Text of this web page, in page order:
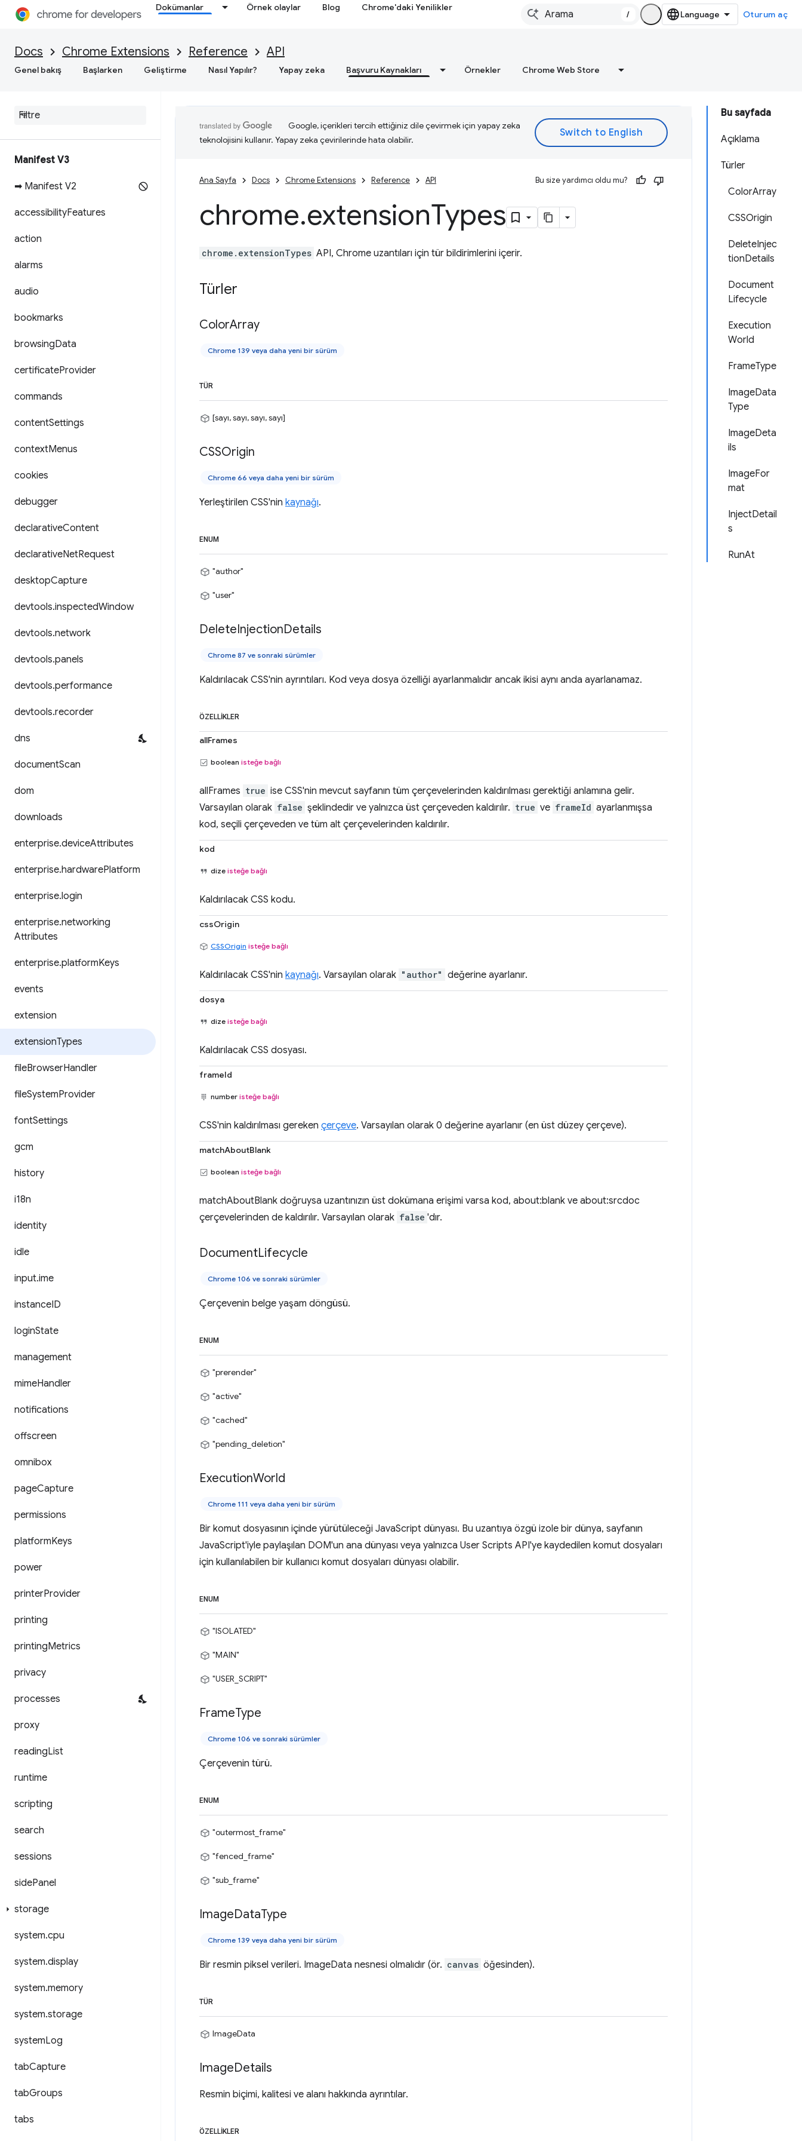
Dokümanlar Örnek olaylar Blog Chrome'daki Yenilikler
/ Oturum aç
Docs Chrome Extensions Reference API
Genel bakış Başlarken Geliştirme Nasıl Yapılır? Yapay zeka Başvuru Kaynakları Örnekler Chrome Web Store
Manifest V3
➡ Manifest V2
accessibilityFeatures
action
alarms
audio
bookmarks
browsingData
certificateProvider
commands
contentSettings
contextMenus
cookies
debugger
declarativeContent
declarativeNetRequest
desktopCapture
devtools.inspectedWindow
devtools.network
devtools.panels
devtools.performance
devtools.recorder
dns
documentScan
dom
downloads
enterprise.deviceAttributes
enterprise.hardwarePlatform
enterprise.login
enterprise.networking
Attributes
enterprise.platformKeys
events
extension
extensionTypes
fileBrowserHandler
fileSystemProvider
fontSettings
gcm
history
i18n
identity
idle
input.ime
instanceID
loginState
management
mimeHandler
notifications
offscreen
omnibox
pageCapture
permissions
platformKeys
power
printerProvider
printing
printingMetrics
privacy
processes
proxy
readingList
runtime
scripting
search
sessions
sidePanel
storage
system.cpu
system.display
system.memory
system.storage
systemLog
tabCapture
tabGroups
tabs
Bu sayfada
Açıklama
Türler
ColorArray
CSSOrigin
DeleteInjec
tionDetails
Document
Lifecycle
Execution
World
FrameType
ImageData
Type
ImageDeta
ils
ImageFor
mat
InjectDetail
s
RunAt
Google, içerikleri tercih ettiğiniz dile çevirmek için yapay zeka
teknolojisini kullanır. Yapay zeka çevirilerinde hata olabilir.
Ana Sayfa Docs Chrome Extensions Reference API Bu size yardımcı oldu mu?
chrome.extensionTypes
chrome.extensionTypes API, Chrome uzantıları için tür bildirimlerini içerir.
Türler
ColorArray
Chrome 139 veya daha yeni bir sürüm
TÜR
[sayı, sayı, sayı, sayı]
CSSOrigin
Chrome 66 veya daha yeni bir sürüm
Yerleştirilen CSS'nin kaynağı.
ENUM
"author"
"user"
DeleteInjectionDetails
Chrome 87 ve sonraki sürümler
Kaldırılacak CSS'nin ayrıntıları. Kod veya dosya özelliği ayarlanmalıdır ancak ikisi aynı anda ayarlanamaz.
ÖZELLIKLER
allFrames
boolean isteğe bağlı
allFrames true ise CSS'nin mevcut sayfanın tüm çerçevelerinden kaldırılması gerektiği anlamına gelir.
Varsayılan olarak false şeklindedir ve yalnızca üst çerçeveden kaldırılır. true ve frameId ayarlanmışsa
kod, seçili çerçeveden ve tüm alt çerçevelerinden kaldırılır.
kod
dize isteğe bağlı
Kaldırılacak CSS kodu.
cssOrigin
CSSOrigin isteğe bağlı
Kaldırılacak CSS'nin kaynağı. Varsayılan olarak "author" değerine ayarlanır.
dosya
dize isteğe bağlı
Kaldırılacak CSS dosyası.
frameId
number isteğe bağlı
CSS'nin kaldırılması gereken çerçeve. Varsayılan olarak 0 değerine ayarlanır (en üst düzey çerçeve).
matchAboutBlank
boolean isteğe bağlı
matchAboutBlank doğruysa uzantınızın üst dokümana erişimi varsa kod, about:blank ve about:srcdoc
çerçevelerinden de kaldırılır. Varsayılan olarak false 'dır.
DocumentLifecycle
Chrome 106 ve sonraki sürümler
Çerçevenin belge yaşam döngüsü.
ENUM
"prerender"
"active"
"cached"
"pending_deletion"
ExecutionWorld
Chrome 111 veya daha yeni bir sürüm
Bir komut dosyasının içinde yürütüleceği JavaScript dünyası. Bu uzantıya özgü izole bir dünya, sayfanın
JavaScript'iyle paylaşılan DOM'un ana dünyası veya yalnızca User Scripts API'ye kaydedilen komut dosyaları
için kullanılabilen bir kullanıcı komut dosyaları dünyası olabilir.
ENUM
"ISOLATED"
"MAIN"
"USER_SCRIPT"
FrameType
Chrome 106 ve sonraki sürümler
Çerçevenin türü.
ENUM
"outermost_frame"
"fenced_frame"
"sub_frame"
ImageDataType
Chrome 139 veya daha yeni bir sürüm
Bir resmin piksel verileri. ImageData nesnesi olmalıdır (ör. canvas öğesinden).
TÜR
ImageData
ImageDetails
Resmin biçimi, kalitesi ve alanı hakkında ayrıntılar.
ÖZELLIKLER